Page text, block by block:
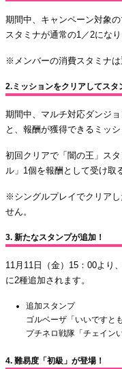
期間中、キャンペーン対象
スタミナが通常の1／2になり
※メンバーの消費スタミナは
2.ミッションをクリアしてスタ
期間中、マルチ対応ダンジ
と、報酬が獲得できるミッシ
初回クリアで「闇の王」ス
ル」1個を報酬として受け取
※シングルプレイでクリア
せん。
3. 新たなスタンプが追加！
11月11日（金）15：00より
に2種追加されます。
追加スタンプ
ゴルベーザ「いいですとも
プチネロ戦隊「チェイン
4. 難易度「初級」が登場！